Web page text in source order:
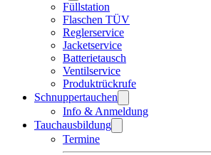
Füllstation
Flaschen TÜV
Reglerservice
Jacketservice
Batterietausch
Ventilservice
Produktrückrufe
Schnuppertauchen
Info & Anmeldung
Tauchausbildung
Termine